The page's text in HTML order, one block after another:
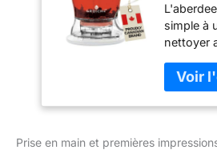
Tritan
ml)
simple à
nettoyer
et de
briser la
thé à
then
Prise en main et premières